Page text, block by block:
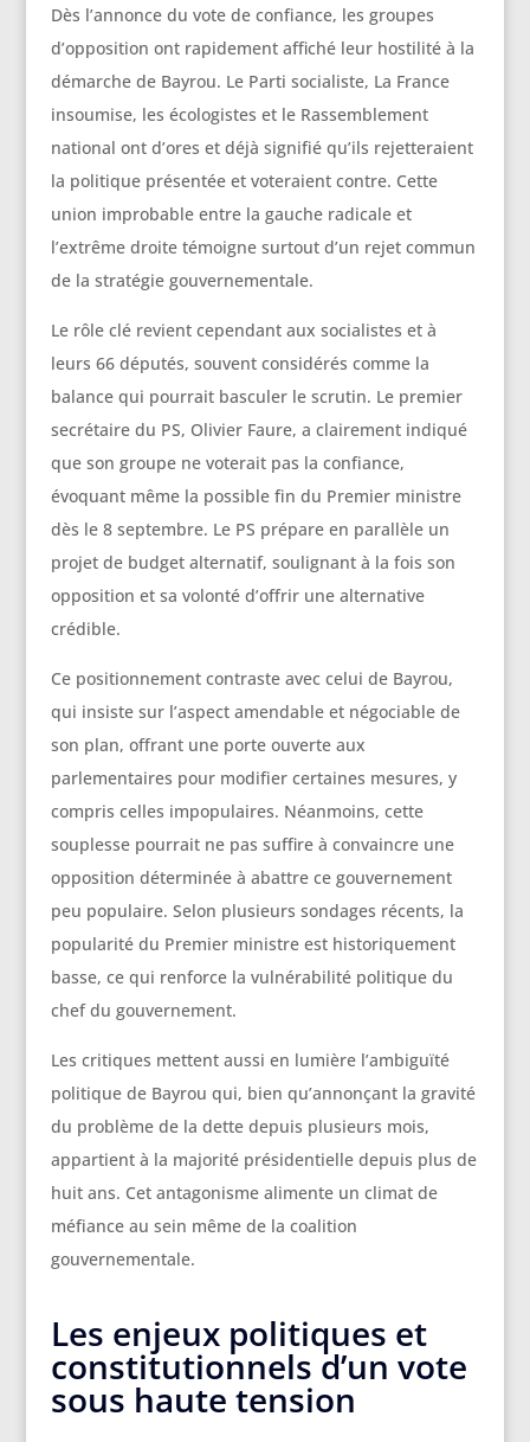
Dès l’annonce du vote de confiance, les groupes
d’opposition ont rapidement affiché leur hostilité à la
démarche de Bayrou. Le Parti socialiste, La France
insoumise, les écologistes et le Rassemblement
national ont d’ores et déjà signifié qu’ils rejetteraient
la politique présentée et voteraient contre. Cette
union improbable entre la gauche radicale et
l’extrême droite témoigne surtout d’un rejet commun
de la stratégie gouvernementale.
Le rôle clé revient cependant aux socialistes et à
leurs 66 députés, souvent considérés comme la
balance qui pourrait basculer le scrutin. Le premier
secrétaire du PS, Olivier Faure, a clairement indiqué
que son groupe ne voterait pas la confiance,
évoquant même la possible fin du Premier ministre
dès le 8 septembre. Le PS prépare en parallèle un
projet de budget alternatif, soulignant à la fois son
opposition et sa volonté d’offrir une alternative
crédible.
Ce positionnement contraste avec celui de Bayrou,
qui insiste sur l’aspect amendable et négociable de
son plan, offrant une porte ouverte aux
parlementaires pour modifier certaines mesures, y
compris celles impopulaires. Néanmoins, cette
souplesse pourrait ne pas suffire à convaincre une
opposition déterminée à abattre ce gouvernement
peu populaire. Selon plusieurs sondages récents, la
popularité du Premier ministre est historiquement
basse, ce qui renforce la vulnérabilité politique du
chef du gouvernement.
Les critiques mettent aussi en lumière l’ambiguïté
politique de Bayrou qui, bien qu’annonçant la gravité
du problème de la dette depuis plusieurs mois,
appartient à la majorité présidentielle depuis plus de
huit ans. Cet antagonisme alimente un climat de
méfiance au sein même de la coalition
gouvernementale.
Les enjeux politiques et
constitutionnels d’un vote
sous haute tension